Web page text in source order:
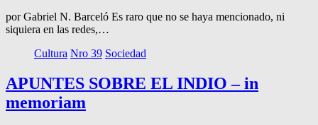
por Gabriel N. Barceló Es raro que no se haya mencionado, ni
siquiera en las redes,…
Cultura Nro 39 Sociedad
APUNTES SOBRE EL INDIO – in
memoriam